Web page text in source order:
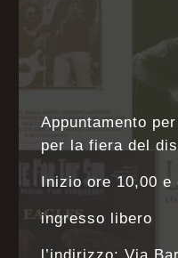
Appuntamento
per la fiera del
Inizio ore 10,00 e
ingresso libero
l’indirizzo: Via